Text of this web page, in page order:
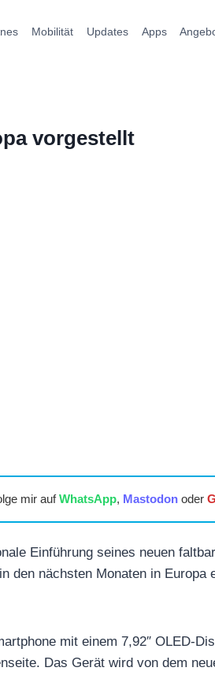
Mobilität Updates Apps
vorgestellt
mir aufWhatsApp, Mastodonoder
Einführung seines neuen
den nächsten Monaten in Europa
mit einem 7,92″ OLED-
Das Gerät wird von dem